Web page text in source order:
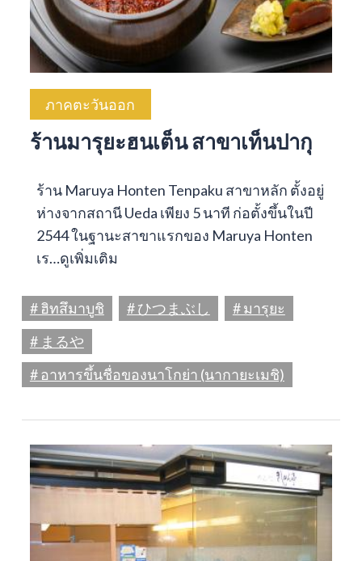
ภาคตะวันออก
ร้านมารุยะฮนเต็น สาขาเท็นปากุ
ร้าน Maruya Honten Tenpaku สาขาหลัก ตั้งอยู่
ห่างจากสถานี Ueda เพียง 5 นาที ก่อตั้งขึ้นในปี
2544 ในฐานะสาขาแรกของ Maruya Honten
เร…ดูเพิ่มเติม
# ฮิทสึมาบูชิ # ひつまぶし
# มารุยะ
# まるや
# อาหารขึ้นชื่อของนาโกย่า (นากายะเมชิ)